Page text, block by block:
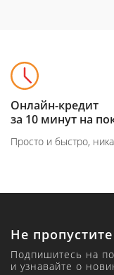
Онлайн-кредит
за 10 минут на
Просто и быстро,
Не пропустите
Подпишитесь на
и узнавайте о